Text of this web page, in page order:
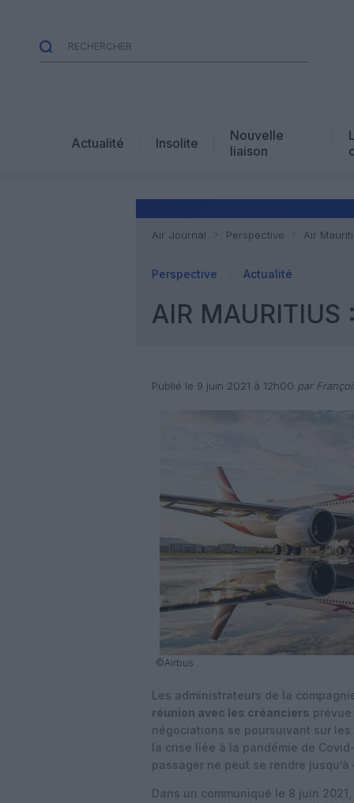
Actualité Insolite
Nouvelle
liaison
Air Journal Perspective Air
Perspective Actualité
AIR MAURITIUS
Publié le 9 juin 2021 à 12h00 par
©Airbus
Les administrateurs de la
réunion avec les créanciers
négociations se poursuivant sur
la crise liée à la pandémie de
passager ne peut se rendre
Dans un communiqué le 8 juin